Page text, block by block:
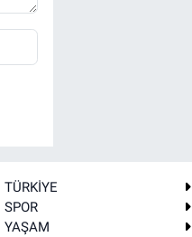
TÜRKİYE
SPOR
YAŞAM